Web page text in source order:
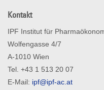
Kontakt
IPF Institut für
Wolfengasse 4/7
A-1010 Wien
Tel. +43 1 513 20 07
E-Mail: ipf@ipf-ac.at